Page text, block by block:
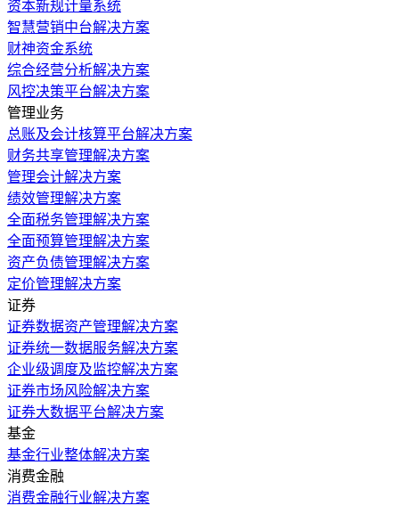
资本新规计量系统
智慧营销中台解决方案
财神资金系统
综合经营分析解决方案
风控决策平台解决方案
管理业务
总账及会计核算平台解决方案
财务共享管理解决方案
管理会计解决方案
绩效管理解决方案
全面税务管理解决方案
全面预算管理解决方案
资产负债管理解决方案
定价管理解决方案
证券
证券数据资产管理解决方案
证券统一数据服务解决方案
企业级调度及监控解决方案
证券市场风险解决方案
证券大数据平台解决方案
基金
基金行业整体解决方案
消费金融
消费金融行业解决方案